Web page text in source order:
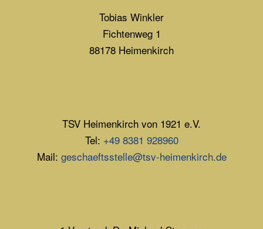
Tobias Winkler
Fichtenweg 1
88178 Heimenkirch
TSV Heimenkirch von 1921 e.V.
Tel: +49 8381 928960
Mail: geschaeftsstelle@tsv-heimenkirch.de